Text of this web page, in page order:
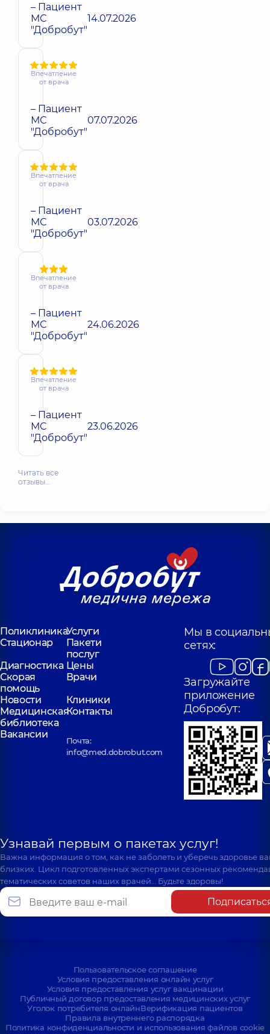
– Пациент
МС
"Добробут"
14.07.2026
Впечатление
от врача
– Пациент
МС
"Добробут"
07.07.2026
Впечатление
от врача
– Пациент
МС
"Добробут"
03.07.2026
Впечатление
от врача
– Пациент
МС
"Добробут"
24.06.2026
Впечатление
от врача
– Пациент
МС
"Добробут"
23.06.2026
Читать все
отзывы…
ПоликлиникаУслуги
Стационар
Пакети
послуг
Диагностика Цены
Скорая
помощь
Врачи
Новости
Клиники
Медицинская
библиотека
Контакты
Вакансии
Почта:
info@med.dobrobut.com
Мы в
сетях:
Загружайте
приложение
Добробут:
Узнавай первым о пакетах услуг!
Важна информация о том, как не заболеть и уберечь здоровье
близких. Цикл подготовленных экспертами сезонных
тематических советов наших врачей… Будьте здоровы!
Пользовательское соглашение
Условия предоставления онлайн услуг
Условия предоставления услуг вакцинации
Публичный договор предоставления медицинских услуг
Уголок потребителя онлайнВерификация пациентов
Правила внутреннего распорядка
Политика конфиденциальности и использования файлов cookie